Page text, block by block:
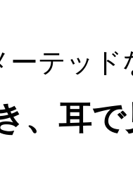
ーテッド
、耳